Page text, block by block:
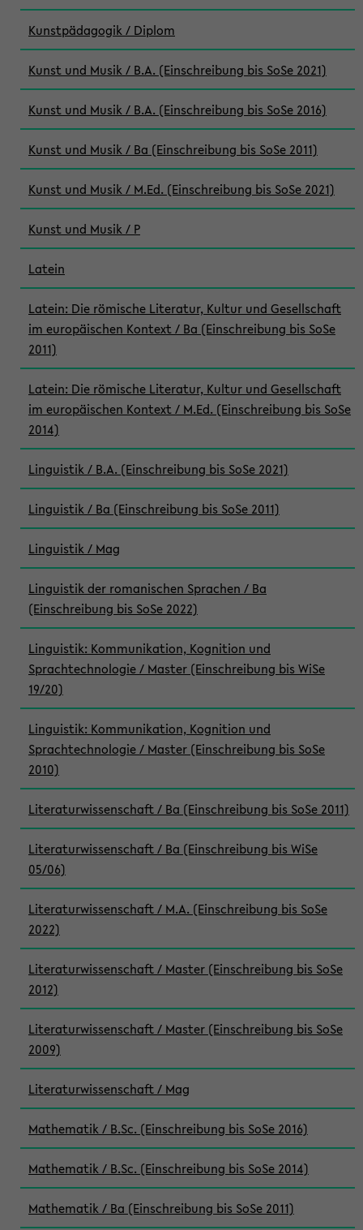
Kunstpädagogik / Diplom
Kunst und Musik / B.A. (Einschreibung bis SoSe 2021)
Kunst und Musik / B.A. (Einschreibung bis SoSe 2016)
Kunst und Musik / Ba (Einschreibung bis SoSe 2011)
Kunst und Musik / M.Ed. (Einschreibung bis SoSe 2021)
Kunst und Musik / P
Latein
Latein: Die römische Literatur, Kultur und Gesellschaft
im europäischen Kontext / Ba (Einschreibung bis SoSe
2011)
Latein: Die römische Literatur, Kultur und Gesellschaft
im europäischen Kontext / M.Ed. (Einschreibung bis SoSe
2014)
Linguistik / B.A. (Einschreibung bis SoSe 2021)
Linguistik / Ba (Einschreibung bis SoSe 2011)
Linguistik / Mag
Linguistik der romanischen Sprachen / Ba
(Einschreibung bis SoSe 2022)
Linguistik: Kommunikation, Kognition und
Sprachtechnologie / Master (Einschreibung bis WiSe
19/20)
Linguistik: Kommunikation, Kognition und
Sprachtechnologie / Master (Einschreibung bis SoSe
2010)
Literaturwissenschaft / Ba (Einschreibung bis SoSe 2011)
Literaturwissenschaft / Ba (Einschreibung bis WiSe
05/06)
Literaturwissenschaft / M.A. (Einschreibung bis SoSe
2022)
Literaturwissenschaft / Master (Einschreibung bis SoSe
2012)
Literaturwissenschaft / Master (Einschreibung bis SoSe
2009)
Literaturwissenschaft / Mag
Mathematik / B.Sc. (Einschreibung bis SoSe 2016)
Mathematik / B.Sc. (Einschreibung bis SoSe 2014)
Mathematik / Ba (Einschreibung bis SoSe 2011)